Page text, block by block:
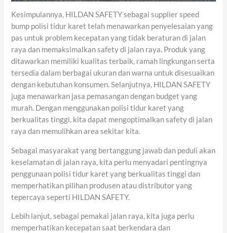
Kesimpulannya, HILDAN SAFETY sebagai supplier speed
bump polisi tidur karet telah menawarkan penyelesaian yang
pas untuk problem kecepatan yang tidak beraturan di jalan
raya dan memaksimalkan safety di jalan raya. Produk yang
ditawarkan memiliki kualitas terbaik, ramah lingkungan serta
tersedia dalam berbagai ukuran dan warna untuk disesuaikan
dengan kebutuhan konsumen. Selanjutnya, HILDAN SAFETY
juga menawarkan jasa pemasangan dengan budget yang
murah. Dengan menggunakan polisi tidur karet yang
berkualitas tinggi, kita dapat mengoptimalkan safety di jalan
raya dan memulihkan area sekitar kita.
Sebagai masyarakat yang bertanggung jawab dan peduli akan
keselamatan di jalan raya, kita perlu menyadari pentingnya
penggunaan polisi tidur karet yang berkualitas tinggi dan
memperhatikan pilihan produsen atau distributor yang
tepercaya seperti HILDAN SAFETY.
Lebih lanjut, sebagai pemakai jalan raya, kita juga perlu
memperhatikan kecepatan saat berkendara dan